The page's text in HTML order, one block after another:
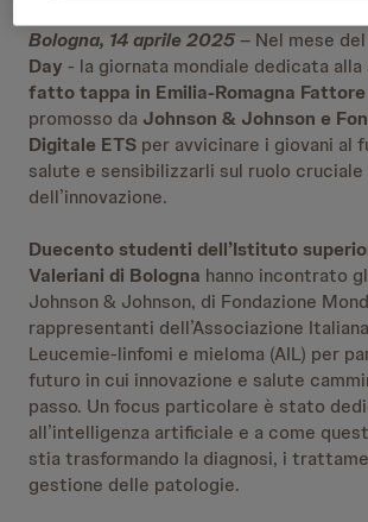
Bologna, 14 aprile 2025– Nel mese del
Day - la giornata mondiale dedicata alla
fatto tappa in Emilia-Romagna
promosso da Johnson & Johnson e
Digitale ETS per avvicinare i giovani al
salute e sensibilizzarli sul ruolo cruciale
dell’innovazione.
Duecento studenti dell’Istituto
Valeriani di Bologna hanno incontrato
Johnson & Johnson, di Fondazione
rappresentanti dell’Associazione
Leucemie-linfomi e mieloma (AIL) per
futuro in cui innovazione e salute
passo. Un focus particolare è stato
all’intelligenza artificiale e a come
stia trasformando la diagnosi, i
gestione delle patologie.